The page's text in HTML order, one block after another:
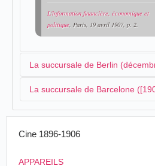
L'information financière, économique et
politique, Paris, 19 avril 1907, p. 2.
La succursale de Berlin
La succursale de Barcelone
première année d'exercice de la
Cine 1896-1906
APPAREILS